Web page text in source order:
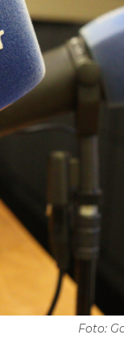
Foto: